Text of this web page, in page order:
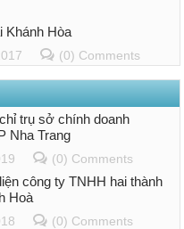
Khánh Hòa
(0) Comments
trụ sở chính doanh
Nha Trang
(0) Comments
công ty TNHH hai thành
Hoà
(0) Comments